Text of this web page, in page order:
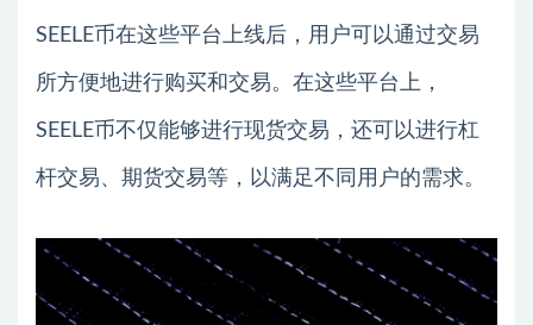
SEELE币在这些平台上线后，用户可以通过交易
所方便地进行购买和交易。在这些平台上，
SEELE币不仅能够进行现货交易，还可以进行杠
杆交易、期货交易等，以满足不同用户的需求。